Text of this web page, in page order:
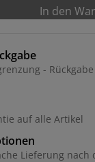
In den
- Rückgabe
auf alle Artikel
Lieferung nach